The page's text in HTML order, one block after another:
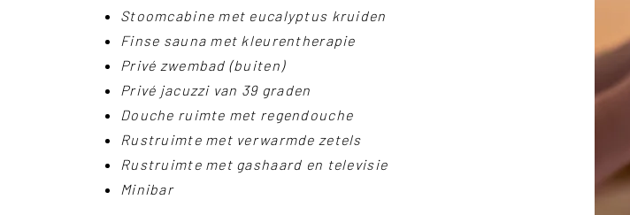
Stoomcabine met eucalyptus kruiden
Finse sauna met kleurentherapie
Privé zwembad (buiten)
Privé jacuzzi van 39 graden
Douche ruimte met regendouche
Rustruimte met verwarmde zetels
Rustruimte met gashaard en televisie
Minibar